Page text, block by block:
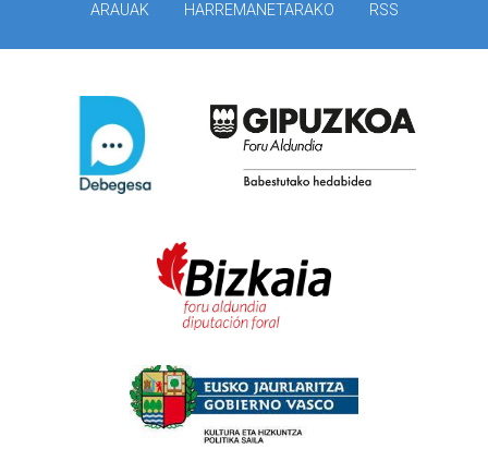
ARAUAK HARREMANETARAKO RSS